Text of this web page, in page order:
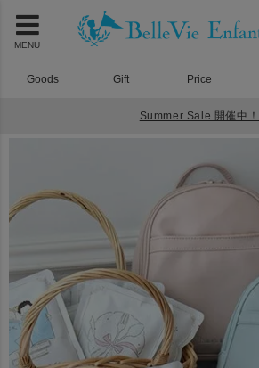
MENU
Goods Gift Price
Summer Sale 開催中！
シュエット ベビーリュック 一升米